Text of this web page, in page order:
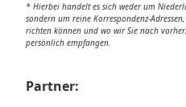
* Hierbei handelt es sich weder um
sondern um reine Korrespondenz-
richten können und wo wir Sie nach
persönlich empfangen.
Partner: